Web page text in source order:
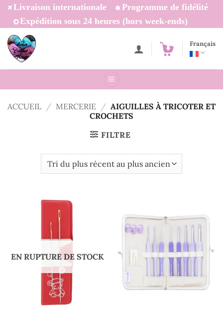
Passer
contenu
Livraison internationale
Programme de fidélité
Expédition sous 24 heures (hors week-ends)
Français
ACCUEIL / MERCERIE / AIGUILLES À TRICOTER ET
CROCHETS
FILTRE
EN RUPTURE DE STOCK